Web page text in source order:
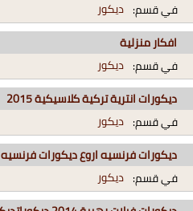
في قسم: ديكور
افكار منزلية
في قسم: ديكور
ديكورات انترية تركية كلاسيكية 2015
في قسم: ديكور
ديكورات فرنسيه اروع ديكورات فرنسيه
في قسم: ديكور